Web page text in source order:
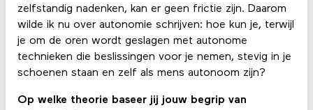
zelfstandig nadenken, kan er geen frictie zijn. Daarom
wilde ik nu over autonomie schrijven: hoe kun je, terwijl
je om de oren wordt geslagen met autonome
technieken die beslissingen voor je nemen, stevig in je
schoenen staan en zelf als mens autonoom zijn?
Op welke theorie baseer jij jouw begrip van